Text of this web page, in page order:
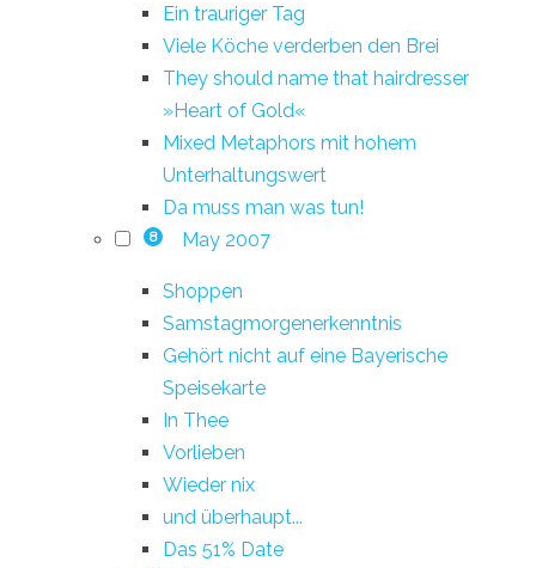
Ein trauriger Tag
Viele Köche verderben den Brei
They should name that hairdresser
»Heart of Gold«
Mixed Metaphors mit hohem
Unterhaltungswert
Da muss man was tun!
8 May 2007
Shoppen
Samstagmorgenerkenntnis
Gehört nicht auf eine Bayerische
Speisekarte
In Thee
Vorlieben
Wieder nix
und überhaupt...
Das 51% Date